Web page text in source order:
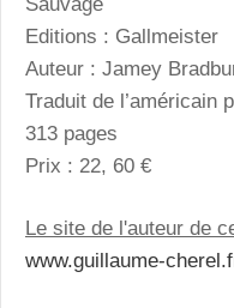
Editions : Gallmeister
Auteur : Jamey
Traduit de l’américain
313 pages
Prix : 22, 60 €
Le site de l'auteur de
www.guillaume-